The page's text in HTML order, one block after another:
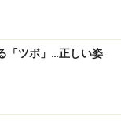
「ツボ」…正しい姿